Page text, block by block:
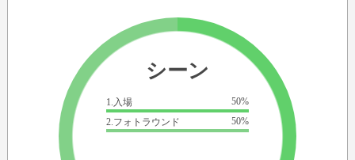
シーン
1.入場
50%
2.フォトラウンド
50%